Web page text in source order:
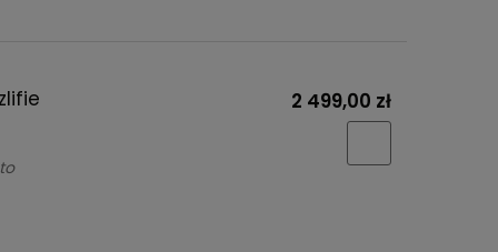
2 499,00 zł